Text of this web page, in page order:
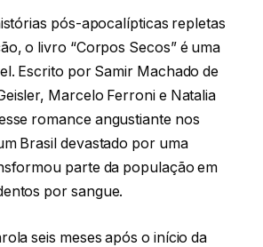
pós-apocalípticas repletas
o livro “Corpos Secos” é uma
Escrito por Samir Machado de
Marcelo Ferroni e Natalia
romance angustiante nos
Brasil devastado por uma
parte da população em
por sangue.
seis meses após o início da